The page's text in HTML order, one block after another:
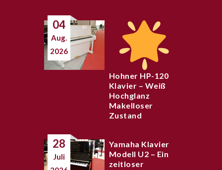
04
Aug.
2026
Hohner HP-120
Klavier – Weiß
Hochglanz
Makelloser
Zustand
28
Juli
Yamaha Klavier
Modell U2 – Ein
zeitloser